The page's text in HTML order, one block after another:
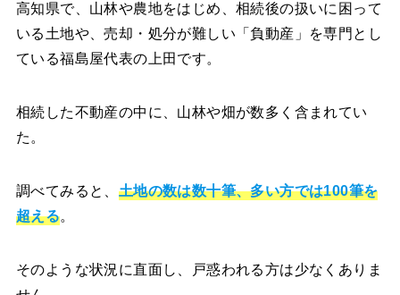
高知県で、山林や農地をはじめ、相続後の扱いに困って
いる土地や、売却・処分が難しい「負動産」を専門とし
ている福島屋代表の上田です。
相続した不動産の中に、山林や畑が数多く含まれてい
た。
調べてみると、 土地の数は数十筆、多い方では100筆を
超える。
そのような状況に直面し、戸惑われる方は少なくありま